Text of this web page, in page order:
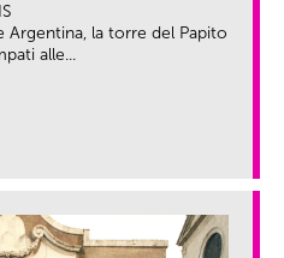
Argentina, la torre del Papito
alle...